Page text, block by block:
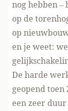
nog hebben
op de
op
en je weet:
De harde
geopend toen
een zeer